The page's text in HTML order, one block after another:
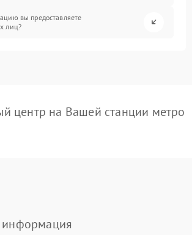
вы предоставляете
лиц?
центр на Вашей станции метро
информация